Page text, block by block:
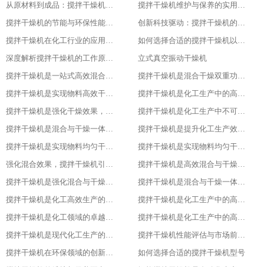
从原材料到成品：搅拌干燥机在食品行业的全流程应用
搅拌干燥机维护与保养的实用指南
搅拌干燥机的节能与环保性能探究
创新科技驱动：搅拌干燥机的智能化升级
搅拌干燥机在化工行业的应用实例
如何选择合适的搅拌干燥机以提高生产效率
深度解析搅拌干燥机的工作原理与应用
立式真空振动干燥机
搅拌干燥机是一站式高效混合与干燥解决方案
搅拌干燥机是混合干燥双重功效，化工生产新助力，提升产品质量
搅拌干燥机是实现物料高效干燥的创新之选，提升产品质量
搅拌干燥机是化工生产中的高效混合与干燥专家，提升产品质量
搅拌干燥机是强化干燥效果，提升产品质量的关键
搅拌干燥机是化工生产中不可或缺的高效工具
搅拌干燥机是混合与干燥一体化的创新解决方案
搅拌干燥机是提升化工生产效率的得力助手
搅拌干燥机是实现物料均匀干燥的专业设备
搅拌干燥机是实现物料均匀干燥的专业设备
强化混合效果，搅拌干燥机引领化工新潮流
搅拌干燥机是高效混合与干燥新标杆
搅拌干燥机是强化混合与干燥效果的理想设备
搅拌干燥机是混合与干燥一体化的高效利器
搅拌干燥机是化工高效生产的得力助手
搅拌干燥机是化工生产中的高效干燥与混合专家
搅拌干燥机是化工领域的卓越干燥利器
搅拌干燥机是化工生产中的高效利器
搅拌干燥机是现代化工生产的得力助手
搅拌干燥机性能评估与市场前景分析
搅拌干燥机在环保领域的创新应用
如何选择合适的搅拌干燥机型号